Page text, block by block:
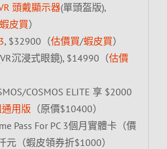
頭戴顯示器(單頭盔版),
皮買）
, $32900（估價買/蝦皮買）
沉浸式眼鏡), $14990（估價
COSMOS ELITE 享 $2000
用版 （原價$10400）
Pass For PC 3個月實體卡（價
元（蝦皮領券折$1000）